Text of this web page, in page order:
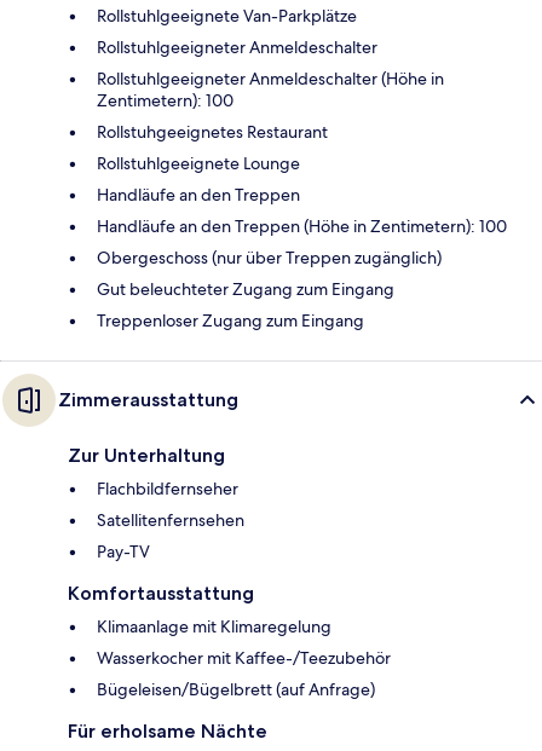
Rollstuhlgeeignete Van-Parkplätze
Rollstuhlgeeigneter Anmeldeschalter
Rollstuhlgeeigneter Anmeldeschalter (Höhe in
Zentimetern): 100
Rollstuhgeeignetes Restaurant
Rollstuhlgeeignete Lounge
Handläufe an den Treppen
Handläufe an den Treppen (Höhe in Zentimetern): 100
Obergeschoss (nur über Treppen zugänglich)
Gut beleuchteter Zugang zum Eingang
Treppenloser Zugang zum Eingang
Zimmerausstattung
Zur Unterhaltung
Flachbildfernseher
Satellitenfernsehen
Pay-TV
Komfortausstattung
Klimaanlage mit Klimaregelung
Wasserkocher mit Kaffee-/Teezubehör
Bügeleisen/Bügelbrett (auf Anfrage)
Für erholsame Nächte